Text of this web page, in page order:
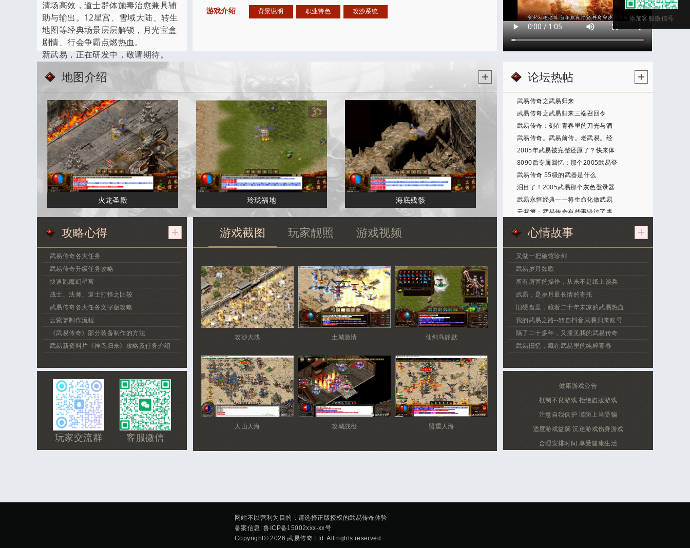
清场高效，道士群体施毒治愈兼具辅
助与输出。12星宫、雪域大陆、转生
地图等经典场景层层解锁，月光宝盒
剧情、行会争霸点燃热血。
新武易，正在研发中，敬请期待。
游戏介绍 背景说明 职业特色 攻沙系统
地图介绍 +
火龙圣殿 玲珑福地 海底残骸
论坛热帖 +
武易传奇之武易归来
武易传奇之武易归来三端召回令
武易传奇：刻在青春里的刀光与酒
武易传奇。武易前传。老武易。经
2005年武易被完整还原了？快来体
8090后专属回忆：那个2005武易登
武易传奇 55级的武器是什么
泪目了！2005武易那个灰色登录器
武易永恒经典——将生命化做武易
云紫箩：武易传奇有些事错过了将
攻略心得 +
武易传奇各大任务
武易传奇升级任务攻略
快速跑魔幻星宫
战士、法师、道士打怪之比较
武易传奇各大任务文字版攻略
云紫箩制作流程
《武易传奇》部分装备制作的方法
武易新资料片《神鸟归来》攻略及任务介绍
玩家交流群 客服微信
游戏截图 玩家靓照 游戏视频
攻沙大战 土城激情 仙剑岛静默
人山人海 攻城战役 盟重人海
心情故事 +
又做一把破馆珍剑
武易岁月如歌
所有厉害的操作，从来不是纸上谈兵
武易，是岁月最长情的寄托
旧硬盘里，藏着二十年未凉的武易热血
我的武易之路--转自抖音武易归来账号
隔了二十多年，又撞见我的武易传奇
武易旧忆，藏在武易里的纯粹青春
健康游戏公告
抵制不良游戏 拒绝盗版游戏
注意自我保护 谨防上当受骗
适度游戏益脑 沉迷游戏伤身游戏
合理安排时间 享受健康生活
网站不以营利为目的，请选择正版授权的武易传奇体验
备案信息:鲁ICP备15002xxx-xx号
Copyright© 2026 武易传奇 Ltd. All rights reserved.
添加客服微信号